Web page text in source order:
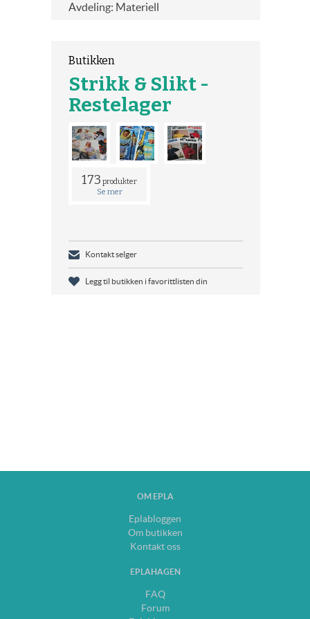
Avdeling: Materiell
Butikken
Strikk & Slikt -
Restelager
173 produkter
Se mer
Kontakt selger
Legg til butikken i favorittlisten din
OM EPLA
Eplabloggen
Om butikken
Kontakt oss
EPLAHAGEN
FAQ
Forum